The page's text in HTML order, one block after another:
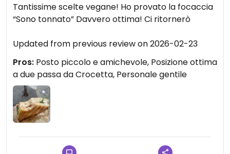
Tantissime scelte vegane! Ho provato la focaccia
“Sono tonnato” Davvero ottima! Ci ritornerò
Updated from previous review on 2026-02-23
Pros: Posto piccolo e amichevole, Posizione ottima
a due passa da Crocetta, Personale gentile